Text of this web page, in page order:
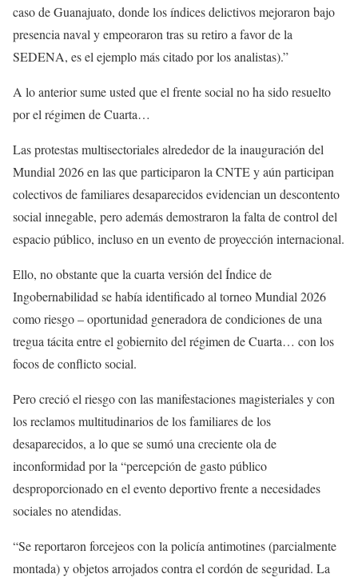
caso de Guanajuato, donde los índices delictivos mejoraron bajo
presencia naval y empeoraron tras su retiro a favor de la
SEDENA, es el ejemplo más citado por los analistas).”
A lo anterior sume usted que el frente social no ha sido resuelto
por el régimen de Cuarta…
Las protestas multisectoriales alrededor de la inauguración del
Mundial 2026 en las que participaron la CNTE y aún participan
colectivos de familiares desaparecidos evidencian un descontento
social innegable, pero además demostraron la falta de control del
espacio público, incluso en un evento de proyección internacional.
Ello, no obstante que la cuarta versión del Índice de
Ingobernabilidad se había identificado al torneo Mundial 2026
como riesgo – oportunidad generadora de condiciones de una
tregua tácita entre el gobiernito del régimen de Cuarta… con los
focos de conflicto social.
Pero creció el riesgo con las manifestaciones magisteriales y con
los reclamos multitudinarios de los familiares de los
desaparecidos, a lo que se sumó una creciente ola de
inconformidad por la “percepción de gasto público
desproporcionado en el evento deportivo frente a necesidades
sociales no atendidas.
“Se reportaron forcejeos con la policía antimotines (parcialmente
montada) y objetos arrojados contra el cordón de seguridad. La